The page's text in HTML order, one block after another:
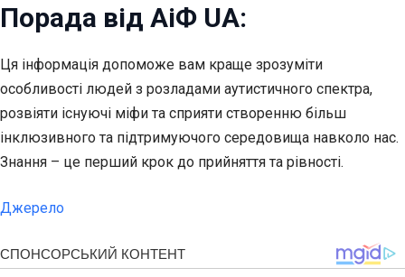
Порада від АіФ UA:
Ця інформація допоможе вам краще зрозуміти
особливості людей з розладами аутистичного спектра,
розвіяти існуючі міфи та сприяти створенню більш
інклюзивного та підтримуючого середовища навколо нас.
Знання – це перший крок до прийняття та рівності.
Джерело